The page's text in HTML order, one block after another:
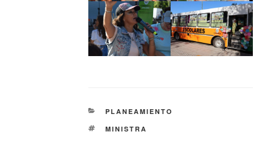
PLANEAMIENTO
MINISTRA